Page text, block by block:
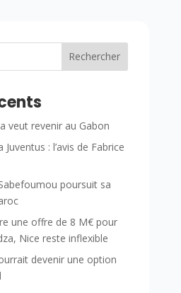
Rechercher
veut revenir au Gabon
: l’avis de Fabrice
poursuit sa
une offre de 8 M€ pour
Nice reste inflexible
devenir une option